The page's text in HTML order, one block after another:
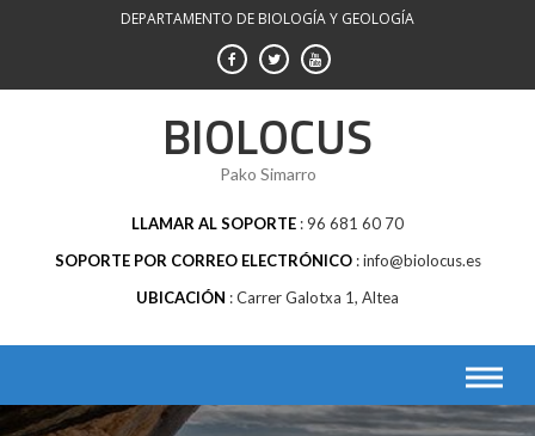
DEPARTAMENTO DE BIOLOGÍA Y GEOLOGÍA
BIOLOCUS
Pako Simarro
LLAMAR AL SOPORTE 96 681 60 70
SOPORTE POR CORREO ELECTRÓNICO info@biolocus.es
UBICACIÓN
Carrer Galotxa 1, Altea